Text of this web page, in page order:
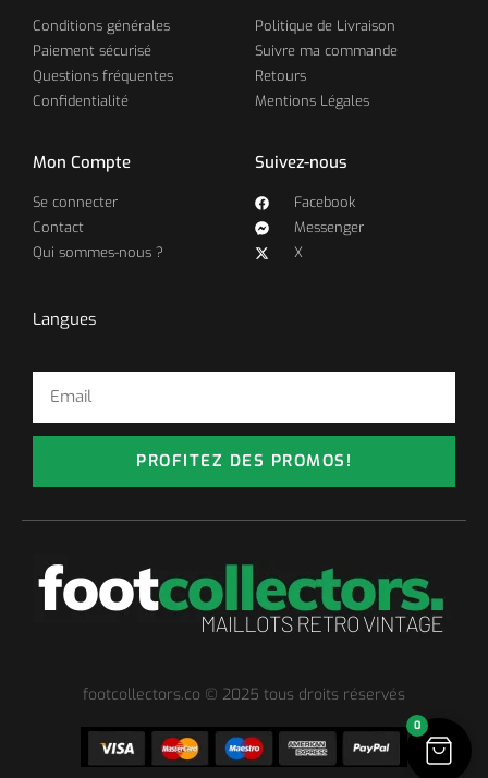
Conditions générales
Paiement sécurisé
Questions fréquentes
Confidentialité
Politique de Livraison
Suivre ma commande
Retours
Mentions Légales
Mon Compte
Se connecter
Contact
Qui sommes-nous ?
Suivez-nous
Facebook
Messenger
X
Langues
PROFITEZ DES PROMOS!
footcollectors.co © 2025 tous droits réservés
0